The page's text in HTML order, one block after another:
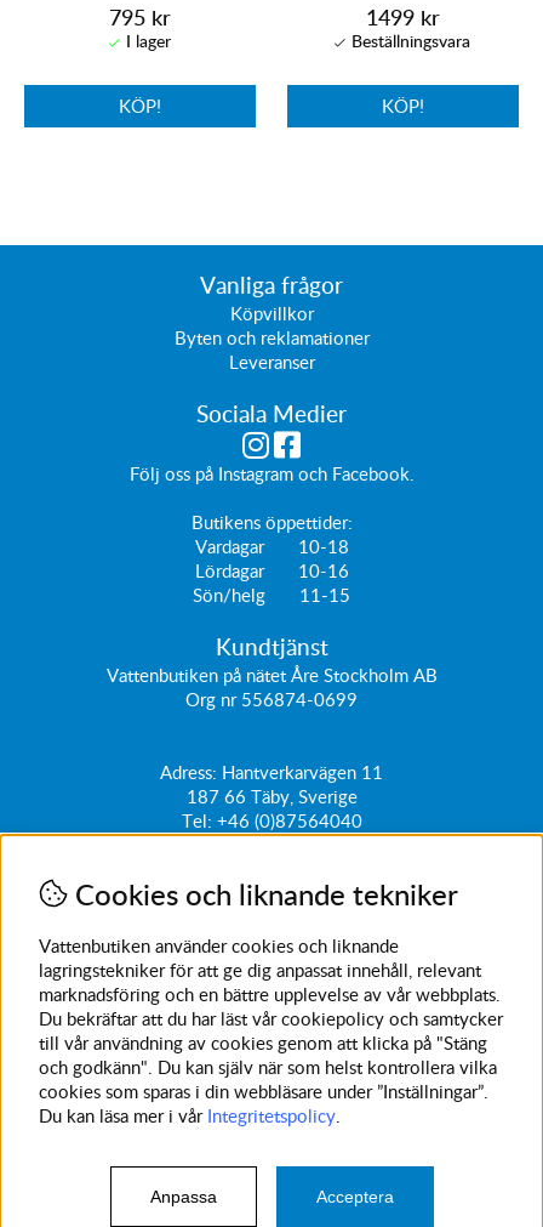
795 kr
KÖP!
1499 kr
KÖP!
Vanliga frågor
Köpvillkor
Byten och reklamationer
Leveranser
Sociala Medier
Följ oss på Instagramoch Facebook.
Butikens öppettider:
Vardagar 10-18
Lördagar 10-16
Sön/helg 11-15
Kundtjänst
Vattenbutiken på nätet Åre Stockholm AB
Org nr 556874-0699
Adress: Hantverkarvägen 11
187 66 Täby, Sverige
Tel: +46 (0)87564040
Få vårt nyhetsbrev
Ange din e-post nedan för att ta del av nyheter och
erbjudanden
SKICKA
Avanmäl nyhetsbrev
Cookies och liknande tekniker
Vattenbutiken använder cookies och liknande
lagringstekniker för att ge dig anpassat innehåll, relevant
marknadsföring och en bättre upplevelse av vår webbplats.
Du bekräftar att du har läst vår cookiepolicy och samtycker
till vår användning av cookies genom att klicka på "Stäng
och godkänn". Du kan själv när som helst kontrollera vilka
cookies som sparas i din webbläsare under ”Inställningar”.
Du kan läsa mer i vår Integritetspolicy.
Anpassa Acceptera